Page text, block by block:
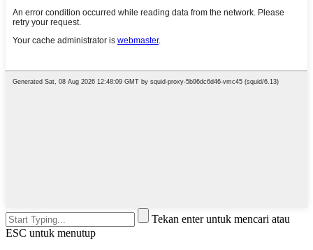
Tekan enter untuk mencari atau
ESC untuk menutup